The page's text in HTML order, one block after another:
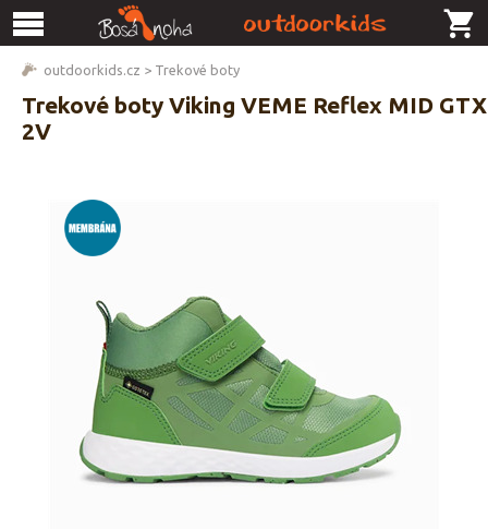
outdoorkids.cz > Trekové boty
Trekové boty Viking VEME Reflex MID GTX
2V